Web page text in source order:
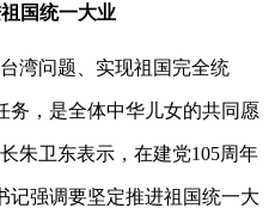
国统一大业
问题、实现祖国完全统
务，是全体中华儿女的共同愿
朱卫东表示，在建党105周年
记强调要坚定推进祖国统一大